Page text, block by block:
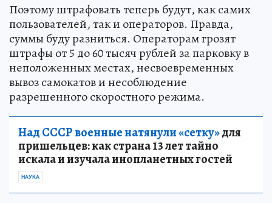
Поэтому штрафовать теперь будут, как самих
пользователей, так и операторов. Правда,
суммы буду разниться. Операторам грозят
штрафы от 5 до 60 тысяч рублей за парковку в
неположенных местах, несвоевременных
вывоз самокатов и несоблюдение
разрешенного скоростного режима.
Над СССР военные натянули «сетку»для
пришельцев: как страна 13 лет тайно
искала и изучала инопланетных гостей
НАУКА